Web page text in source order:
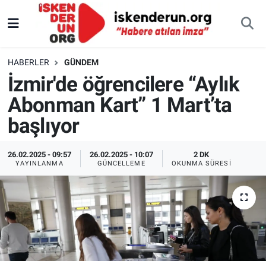
HABERLER GÜNDEM
İzmir'de öğrencilere “Aylık
Abonman Kart” 1 Mart’ta
başlıyor
26.02.2025 - 09:57
YAYINLANMA
26.02.2025 - 10:07
GÜNCELLEME
2 DK
OKUNMA SÜRESI